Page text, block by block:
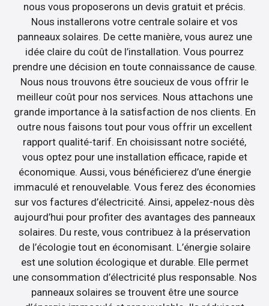
nous vous proposerons un devis gratuit et précis.
Nous installerons votre centrale solaire et vos
panneaux solaires. De cette manière, vous aurez une
idée claire du coût de l’installation. Vous pourrez
prendre une décision en toute connaissance de cause.
Nous nous trouvons être soucieux de vous offrir le
meilleur coût pour nos services. Nous attachons une
grande importance à la satisfaction de nos clients. En
outre nous faisons tout pour vous offrir un excellent
rapport qualité-tarif. En choisissant notre société,
vous optez pour une installation efficace, rapide et
économique. Aussi, vous bénéficierez d’une énergie
immaculé et renouvelable. Vous ferez des économies
sur vos factures d’électricité. Ainsi, appelez-nous dès
aujourd’hui pour profiter des avantages des panneaux
solaires. Du reste, vous contribuez à la préservation
de l’écologie tout en économisant. L’énergie solaire
est une solution écologique et durable. Elle permet
une consommation d’électricité plus responsable. Nos
panneaux solaires se trouvent être une source